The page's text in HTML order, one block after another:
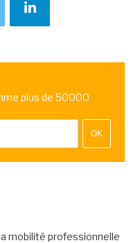
plus de 50000
OK
mobilité professionnelle